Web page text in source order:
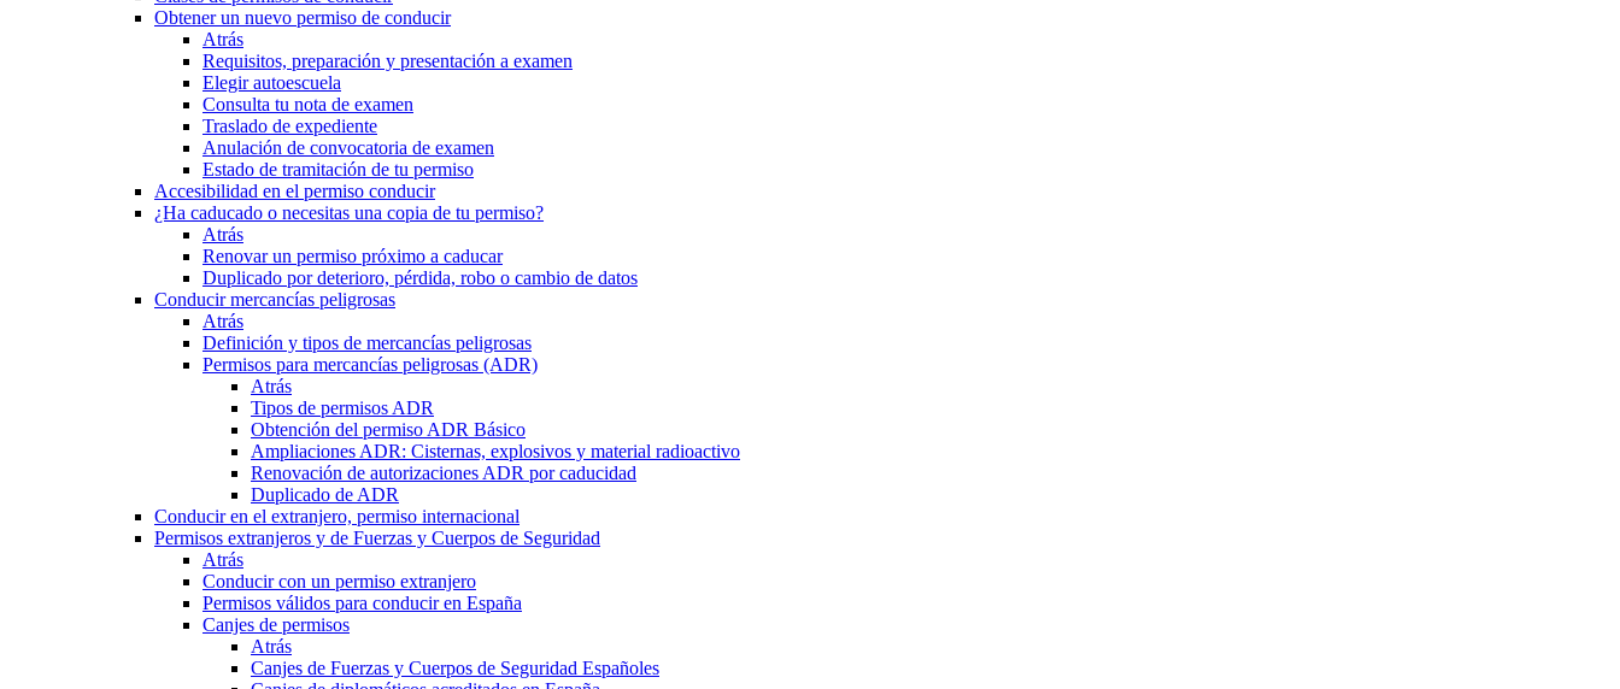
Obtener un nuevo permiso de conducir
Atrás
Requisitos, preparación y presentación a examen
Elegir autoescuela
Consulta tu nota de examen
Traslado de expediente
Anulación de convocatoria de examen
Estado de tramitación de tu permiso
Accesibilidad en el permiso conducir
¿Ha caducado o necesitas una copia de tu permiso?
Atrás
Renovar un permiso próximo a caducar
Duplicado por deterioro, pérdida, robo o cambio de datos
Conducir mercancías peligrosas
Atrás
Definición y tipos de mercancías peligrosas
Permisos para mercancías peligrosas (ADR)
Atrás
Tipos de permisos ADR
Obtención del permiso ADR Básico
Ampliaciones ADR: Cisternas, explosivos y material radioactivo
Renovación de autorizaciones ADR por caducidad
Duplicado de ADR
Conducir en el extranjero, permiso internacional
Permisos extranjeros y de Fuerzas y Cuerpos de Seguridad
Atrás
Conducir con un permiso extranjero
Permisos válidos para conducir en España
Canjes de permisos
Atrás
Canjes de Fuerzas y Cuerpos de Seguridad Españoles